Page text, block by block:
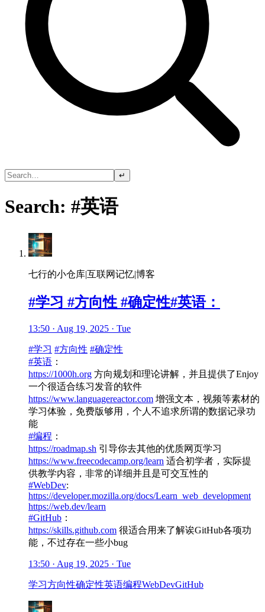
↵
Search: #英语
七行的小仓库|互联网记忆|博客
#学习 #方向性 #确定性#英语：
13:50 · Aug 19, 2025 · Tue
#学习 #方向性 #确定性
#英语 ：
https://1000h.org 方向规划和理论讲解，并且提供了Enjoy
一个很适合练习发音的软件
https://www.languagereactor.com 增强文本，视频等素材的
学习体验，免费版够用，个人不追求所谓的数据记录功
能
#编程 ：
https://roadmap.sh 引导你去其他的优质网页学习
https://www.freecodecamp.org/learn 适合初学者，实际提
供教学内容，非常的详细并且是可交互性的
#WebDev:
https://developer.mozilla.org/docs/Learn_web_development
https://web.dev/learn
#GitHub ：
https://skills.github.com 很适合用来了解诶GitHub各项功
能，不过存在一些小bug
13:50 · Aug 19, 2025 · Tue
学习方向性确定性英语编程WebDevGitHub